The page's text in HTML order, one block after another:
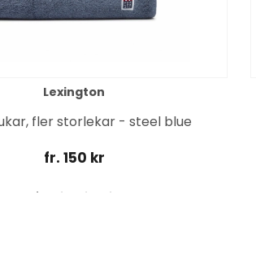
Lexington
fler storlekar - steel blue
fr. 150 kr